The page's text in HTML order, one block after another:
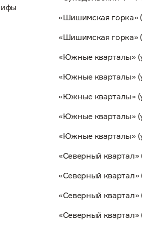
«Шишимская горка»
«Шишимская горка»
«Южные кварталы»
«Южные кварталы»
«Южные кварталы»
«Южные кварталы»
«Южные кварталы»
«Северный квартал»
«Северный квартал»
«Северный квартал»
«Северный квартал»